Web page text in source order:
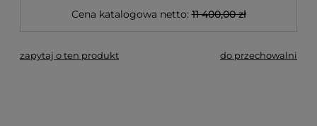
Cena katalogowa netto: 11 400,00 zł
zapytaj o ten produkt do przechowalni